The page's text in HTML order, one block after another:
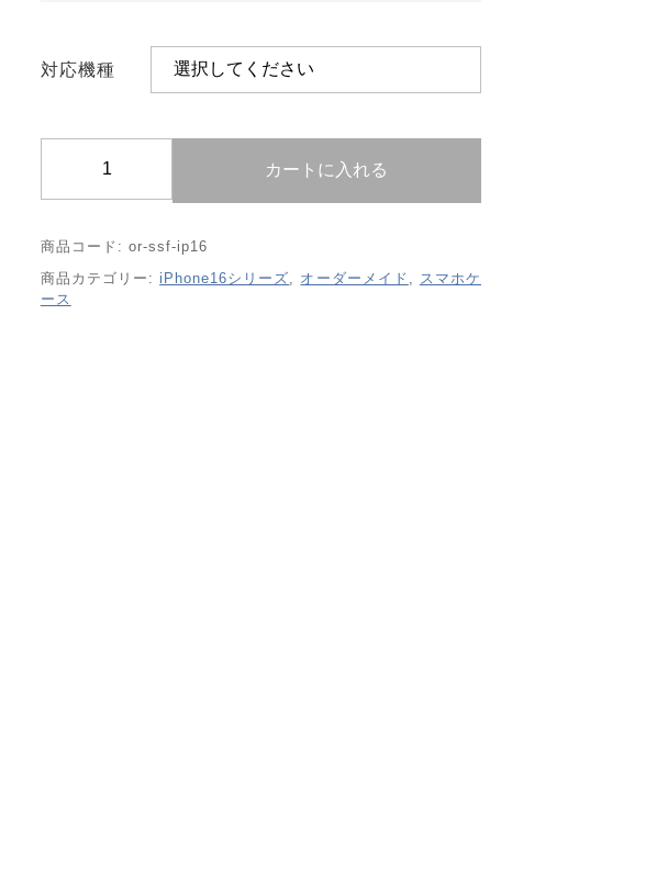
対応機種
o
n
e
カートに入れる
商品コード: or-ssf-ip16
商品カテゴリー: iPhone16シリーズ, オーダーメイド , スマホケ
ース